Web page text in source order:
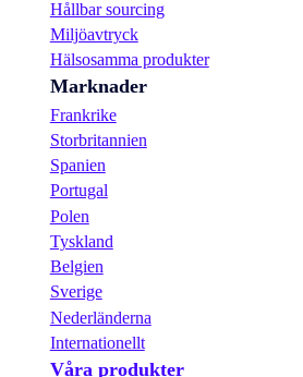
o
n
l
i
g
o
c
h
p
r
o
f
e
s
s
i
o
n
e
Hållbar sourcing
Miljöavtryck
Hälsosamma produkter
Marknader
Frankrike
Storbritannien
Spanien
Portugal
Polen
Tyskland
Belgien
Sverige
Nederländerna
Internationellt
Våra produkter